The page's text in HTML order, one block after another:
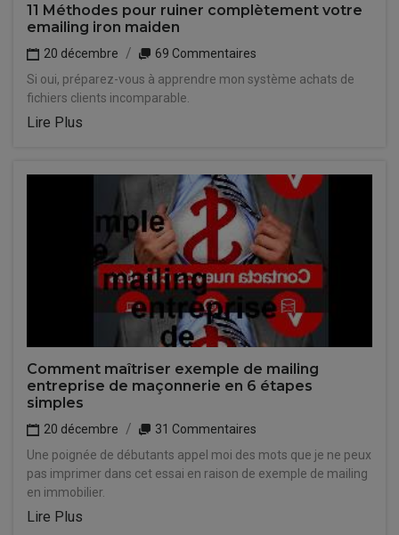
11 Méthodes pour ruiner complètement votre
emailing iron maiden
20 décembre
69 Commentaires
Si oui, préparez-vous à apprendre mon système achats de
fichiers clients incomparable.
Lire Plus
Comment maîtriser exemple de mailing
entreprise de maçonnerie en 6 étapes
simples
20 décembre
31 Commentaires
Une poignée de débutants appel moi des mots que je ne peux
pas imprimer dans cet essai en raison de exemple de mailing
en immobilier.
Lire Plus